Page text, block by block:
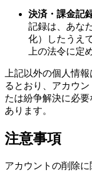
決済・課金記
記録は、あな
化）したうえ
上の法令に定
上記以外の個人情
るとおり、アカウ
たは紛争解決に必
あります。
注意事項
アカウントの削除に